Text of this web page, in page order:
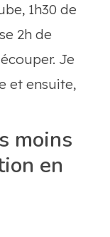
1h30 de
2h de
Je
et ensuite,
moins
en